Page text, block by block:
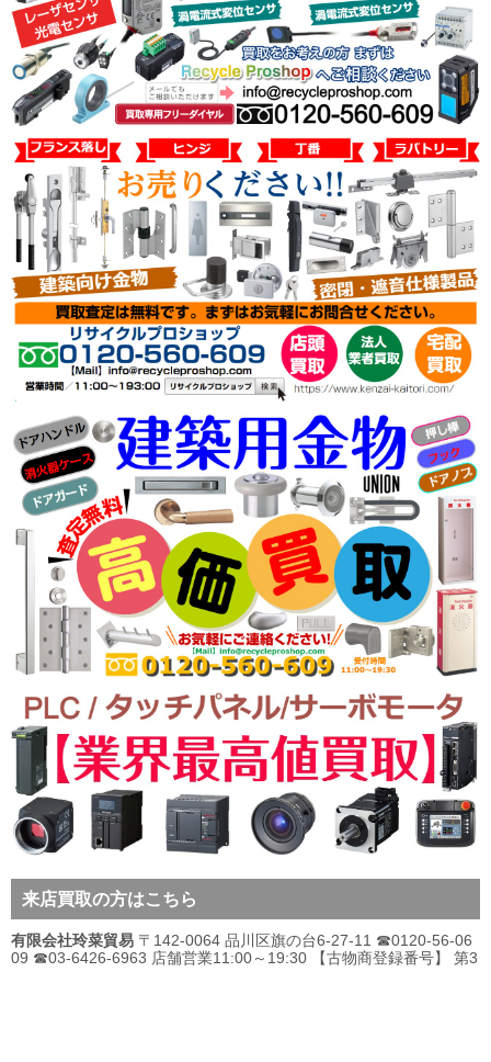
来店買取の方はこちら
有限会社玲菜貿易 〒142-0064 品川区旗の台6-27-11 ☎0120-56-06
09 ☎03-6426-6963 店舗営業11:00～19:30 【古物商登録番号】 第3